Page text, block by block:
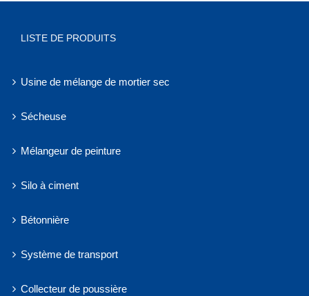
LISTE DE PRODUITS
Usine de mélange de mortier sec
Sécheuse
Mélangeur de peinture
Silo à ciment
Bétonnière
Système de transport
Collecteur de poussière